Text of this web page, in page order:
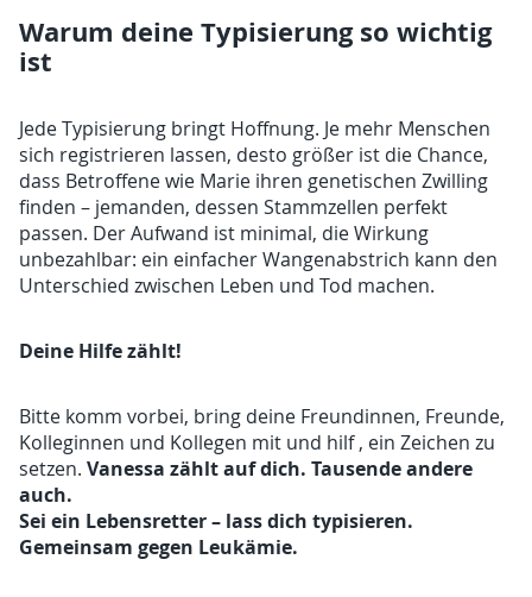
Warum deine Typisierung so wichtig
ist
Jede Typisierung bringt Hoffnung. Je mehr Menschen
sich registrieren lassen, desto größer ist die Chance,
dass Betroffene wie Marie ihren genetischen Zwilling
finden – jemanden, dessen Stammzellen perfekt
passen. Der Aufwand ist minimal, die Wirkung
unbezahlbar: ein einfacher Wangenabstrich kann den
Unterschied zwischen Leben und Tod machen.
Deine Hilfe zählt!
Bitte komm vorbei, bring deine Freundinnen, Freunde,
Kolleginnen und Kollegen mit und hilf , ein Zeichen zu
setzen.Vanessa zählt auf dich. Tausende andere
auch.
Sei ein Lebensretter – lass dich typisieren.
Gemeinsam gegen Leukämie.